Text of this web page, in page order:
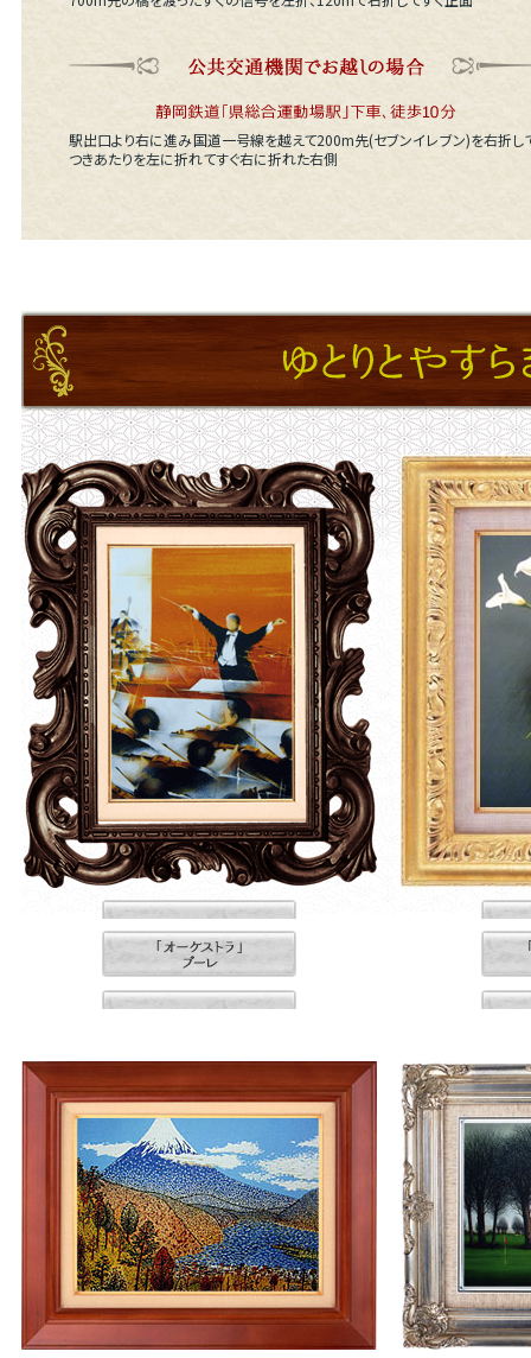
駅出口より右に進み国道一号線を越えて200m先(セブンイレブン)を右折し
つきあたりを左に折れてすぐ右に折れた右側